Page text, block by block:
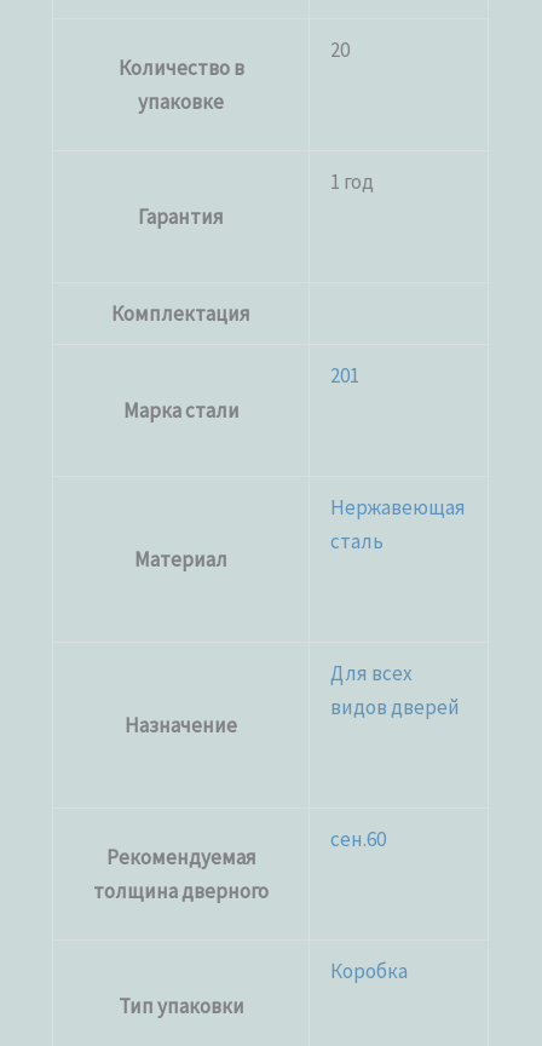
Количество в
упаковке
20
Гарантия
1 год
Комплектация
Марка стали
201
Материал
Нержавеющая
сталь
Назначение
Для всех
видов дверей
Рекомендуемая
толщина дверного
сен.60
Тип упаковки
Коробка